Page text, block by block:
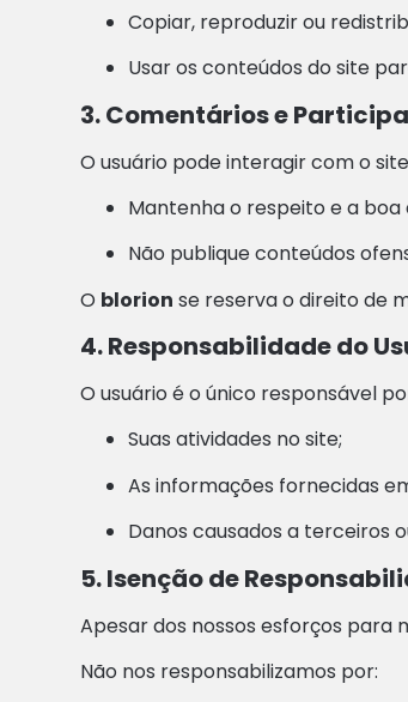
Copiar, reproduzir ou
Usar os conteúdos do site
3. Comentários e
O usuário pode interagir com o
Mantenha o respeito e a
Não publique conteúdos
O blorion se reserva o direito de
4. Responsabilidade do
O usuário é o único responsável
Suas atividades no site;
As informações fornecidas
Danos causados a terceiros
5. Isenção de
Apesar dos nossos esforços para
Não nos responsabilizamos por: